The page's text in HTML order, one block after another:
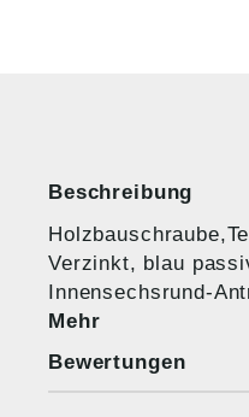
Beschreibung
Verzinkt, blau
Innensechsrund-
Mehr
Bewertungen